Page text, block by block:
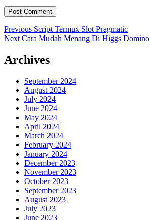
Post
navigation
Previous Previous
post:
Script Termux Slot Pragmatic
Next Next
Cara Mudah Menang Di Higgs Domino
Archives
September 2024
August 2024
July 2024
June 2024
May 2024
April 2024
March 2024
February 2024
January 2024
December 2023
November 2023
October 2023
September 2023
August 2023
July 2023
June 2023